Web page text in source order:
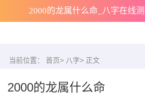
2000的龙属什么命_八字在线
当前位置： 首页> 八字> 正文
2000的龙属什么命